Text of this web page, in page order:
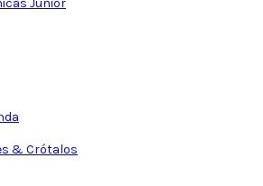
Júnior
& Crótalos